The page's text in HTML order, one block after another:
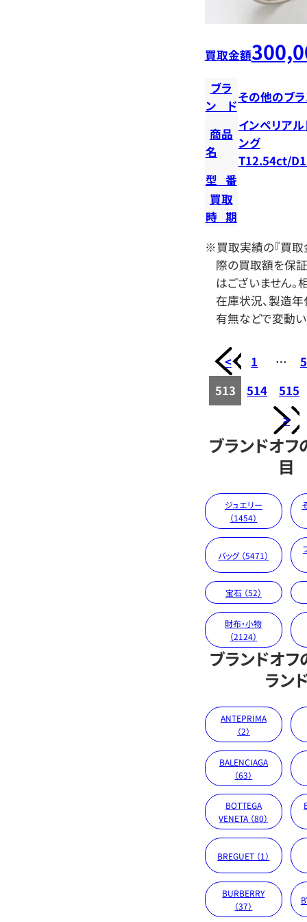
買取金額
ブラ
ンド
その他のブ
商品
名
インペリア
ング
T12.54ct/
型番
買取
時期
※買取実績の『買取
際の買取額を保
はございません。
在庫状況、製造年
有無などで変動い
< 1 …
513
514
515
>
ブランドオ
目
ジュエリー
（1454）
バッグ （5471）
宝石 （52）
財布・小物
（2124）
ブランドオ
ラン
ANTEPRIMA
（2）
BALENCIAGA
（63）
BOTTEGA
VENETA （80）
BREGUET （1）
BURBERRY
（37）